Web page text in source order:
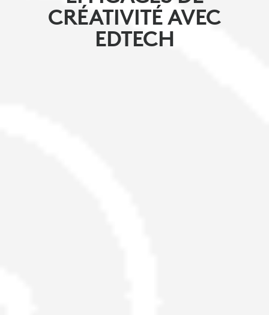
CRÉATIVITÉ AVEC
EDTECH